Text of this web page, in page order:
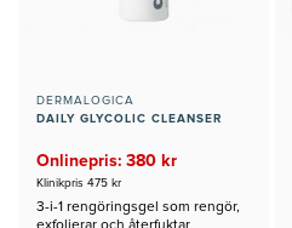
DERMALOGICA
DAILY GLYCOLIC CLEANSER
Onlinepris: 380 kr
Klinikpris 475 kr
3-i-1 rengöringsgel som rengör,